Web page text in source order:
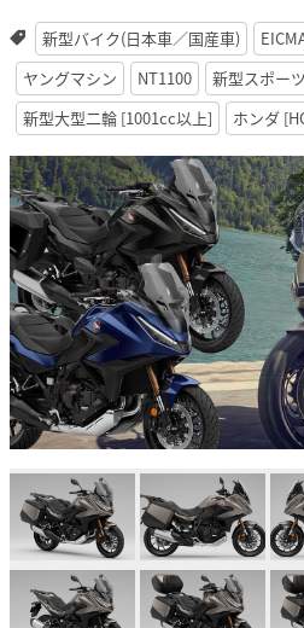
新型バイク(日本車／国産車)
ヤングマシン
NT1100
新型スポー
新型大型二輪 [1001cc以上]
ホンダ